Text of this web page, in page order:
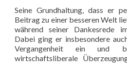
Seine Grundhaltung, dass er
Beitrag zu einer besseren Welt
während seiner Dankesrede
Dabei ging er insbesondere
Vergangenheit ein und
wirtschaftsliberale